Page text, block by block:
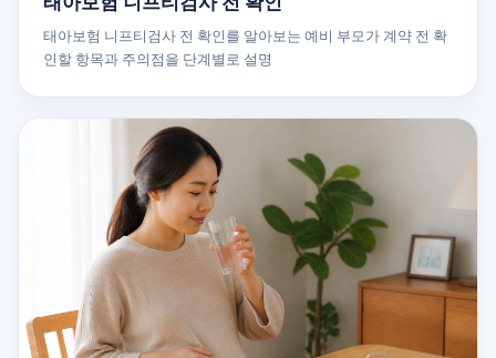
태아보험 니프티검사 전 확인를 알아보는 예비 부모가 계약 전 확
인할 항목과 주의점을 단계별로 설명